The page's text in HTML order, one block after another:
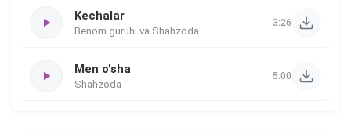
Kechalar
Benom guruhi va Shahzoda
3:26
Men o'sha
Shahzoda
5:00